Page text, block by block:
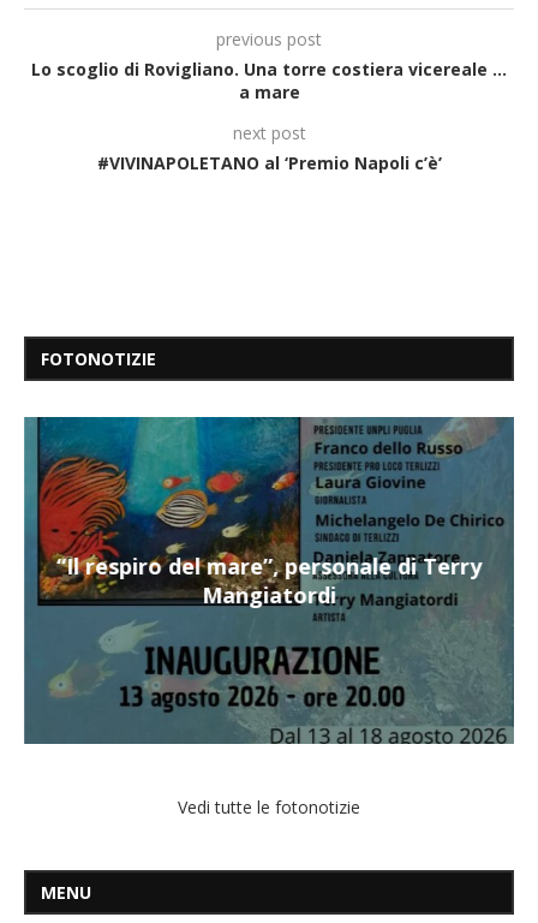
previous post
Lo scoglio di Rovigliano. Una torre costiera vicereale …
a mare
next post
#VIVINAPOLETANO al ‘Premio Napoli c’è’
FOTONOTIZIE
“Il respiro del mare”, personale di Terry
Mangiatordi
Vedi tutte le fotonotizie
MENU